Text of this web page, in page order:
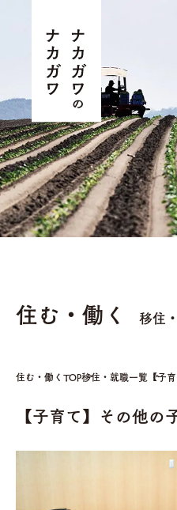
住む・働く 移住
住む・働くTOP移住・就職一覧 【子
【子育て】その他の